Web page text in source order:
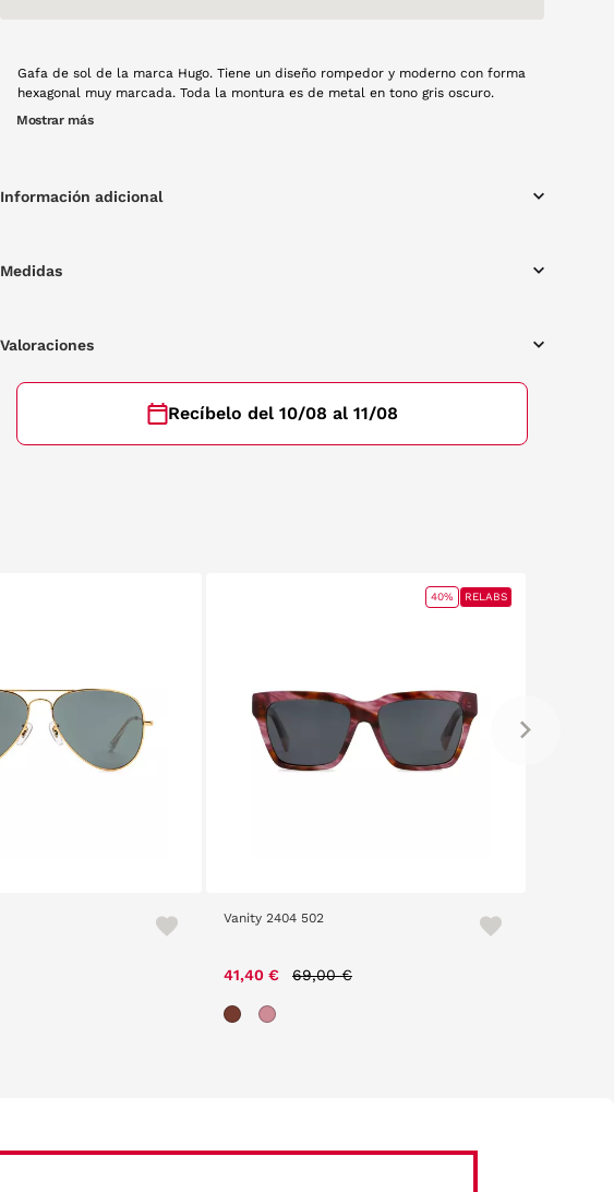
Gafa de sol de la marca Hugo. Tiene un diseño rompedor y moderno con forma
hexagonal muy marcada. Toda la montura es de metal en tono gris oscuro.
Mostrar más
Información adicional
Medidas
Valoraciones
Recíbelo del 10/08 al 11/08
Vanity 2404 502
41,40 € 69,00 €
40% RELABS